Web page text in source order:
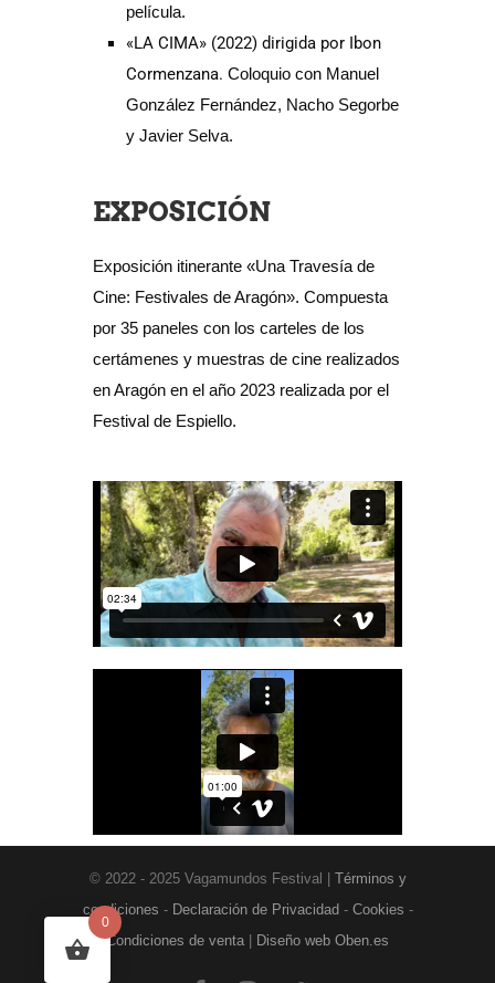
película.
«LA CIMA» (2022) dirigida por Ibon
Cormenzana. Coloquio con Manuel
González Fernández, Nacho Segorbe
y Javier Selva.
EXPOSICIÓN
Exposición itinerante «Una Travesía de
Cine: Festivales de Aragón». Compuesta
por 35 paneles con los carteles de los
certámenes y muestras de cine realizados
en Aragón en el año 2023 realizada por el
Festival de Espiello.
© 2022 - 2025 Vagamundos Festival | Términos y
condiciones - Declaración de Privacidad - Cookies -
Condiciones de venta
Diseño web Oben.es
0